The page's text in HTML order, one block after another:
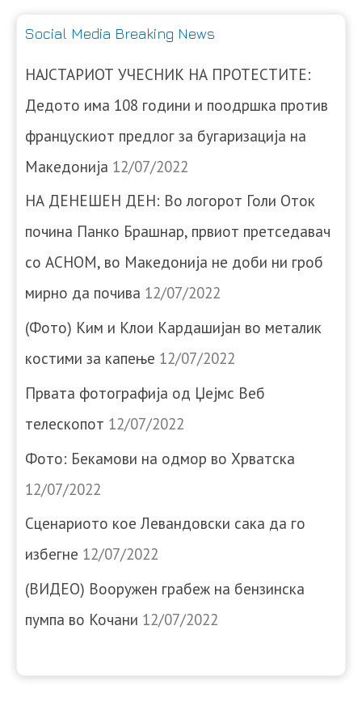
Social Media Breaking News
НАЈСТАРИОТ УЧЕСНИК НА ПРОТЕСТИТЕ:
Дедото има 108 години и поодршка против
францускиот предлог за бугаризација на
Македонија 12/07/2022
НА ДЕНЕШЕН ДЕН: Во логорот Голи Оток
почина Панко Брашнар, првиот претседавач
со АСНОМ, во Македонија не доби ни гроб
мирно да почива 12/07/2022
(Фото) Ким и Клои Кардашијан во металик
костими за капење 12/07/2022
Првата фотографија од Џејмс Веб
телескопот 12/07/2022
Фото: Бекамови на одмор во Хрватска
12/07/2022
Сценариото кое Левандовски сака да го
избегне 12/07/2022
(ВИДЕО) Вооружен грабеж на бензинска
пумпа во Кочани 12/07/2022